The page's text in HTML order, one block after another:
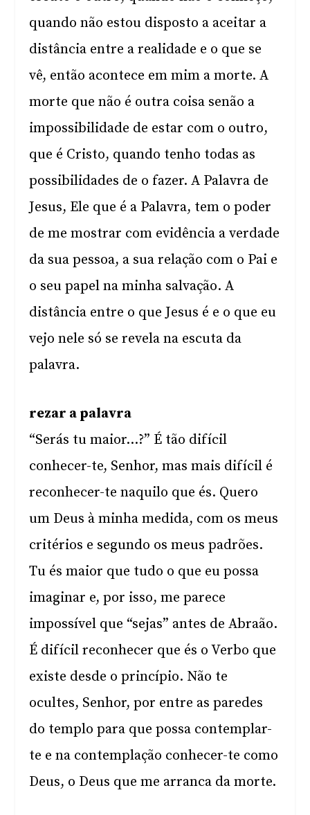
quando não estou disposto a aceitar a
distância entre a realidade e o que se
vê, então acontece em mim a morte. A
morte que não é outra coisa senão a
impossibilidade de estar com o outro,
que é Cristo, quando tenho todas as
possibilidades de o fazer. A Palavra de
Jesus, Ele que é a Palavra, tem o poder
de me mostrar com evidência a verdade
da sua pessoa, a sua relação com o Pai e
o seu papel na minha salvação. A
distância entre o que Jesus é e o que eu
vejo nele só se revela na escuta da
palavra.
rezar a palavra
“Serás tu maior…?” É tão difícil
conhecer-te, Senhor, mas mais difícil é
reconhecer-te naquilo que és. Quero
um Deus à minha medida, com os meus
critérios e segundo os meus padrões.
Tu és maior que tudo o que eu possa
imaginar e, por isso, me parece
impossível que “sejas” antes de Abraão.
É difícil reconhecer que és o Verbo que
existe desde o princípio. Não te
ocultes, Senhor, por entre as paredes
do templo para que possa contemplar-
te e na contemplação conhecer-te como
Deus, o Deus que me arranca da morte.